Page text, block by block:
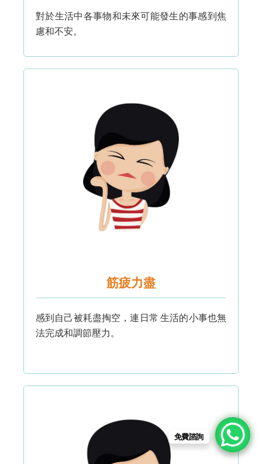
對於生活中各事物和未來可能發生的事感到焦
慮和不安。
筋疲力盡
感到自己被耗盡掏空，連日常 生活的小事也無
法完成和調節壓力。
免費諮詢